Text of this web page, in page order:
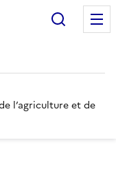
l’agriculture et de